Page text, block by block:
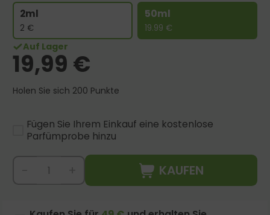
2ml
2 €
50ml
19.99 €
Auf Lager
19,99 €
Holen Sie sich 200 Punkte
Fügen Sie Ihrem Einkauf eine kostenlose
Parfümprobe hinzu
KAUFEN